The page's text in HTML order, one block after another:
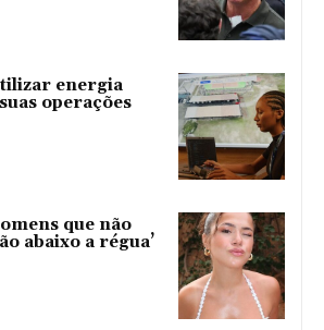
energia
operações
que não
abaixo a régua’